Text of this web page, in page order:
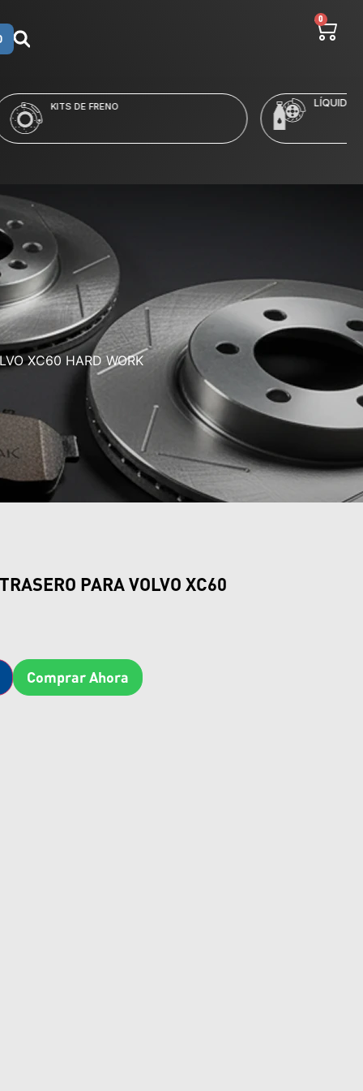
0
LÍQUIDO Y LIMPIADORES
XC60 HARD WORK
PARA VOLVO XC60
Comprar Ahora